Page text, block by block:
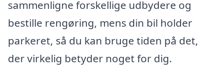
sammenligne forskellige udbydere og
bestille rengøring, mens din bil holder
parkeret, så du kan bruge tiden på det,
der virkelig betyder noget for dig.